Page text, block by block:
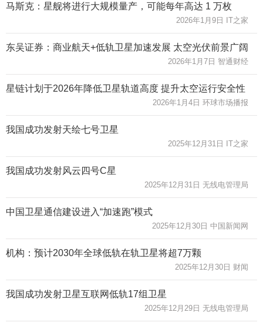
马斯克：星舰将进行大规模量产，可能每年高达 1 万枚
2026年1月9日 IT之家
东吴证券：商业航天+低轨卫星加速发展 太空光伏前景广阔
2026年1月7日 智通财经
星链计划于2026年降低卫星轨道高度 提升太空运行安全性
2026年1月4日 环球市场播报
我国成功发射天绘七号卫星
2025年12月31日 IT之家
我国成功发射风云四号C星
2025年12月31日 无线电管理局
中国卫星通信建设进入“加速跑”模式
2025年12月30日 中国新闻网
机构：预计2030年全球低轨在轨卫星将超7万颗
2025年12月30日 财闻
我国成功发射卫星互联网低轨17组卫星
2025年12月29日 无线电管理局